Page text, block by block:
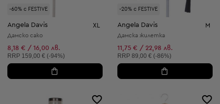
-60% с FESTIVE
Angela Davis XL
Дамско сако
8,18 € / 16,00 лв.
Препоръчителна цена:
RRP 159,00 € (-94%)
-20% с FESTIVE
Angela Davis M
Дамска жилетка
11,75 € / 22,98 лв.
Препоръчителна цена:
RRP 89,00 € (-86%)